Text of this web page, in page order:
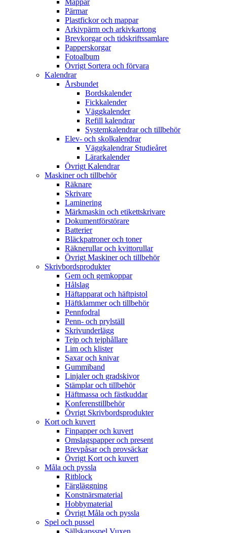
Mappar
Pärmar
Plastfickor och mappar
Arkivpärm och arkivkartong
Brevkorgar och tidskriftssamlare
Papperskorgar
Fotoalbum
Övrigt Sortera och förvara
Kalendrar
Årsbundet
Bordskalender
Fickkalender
Väggkalender
Refill kalendrar
Systemkalendrar och tillbehör
Elev- och skolkalendrar
Väggkalendrar Studieåret
Lärarkalender
Övrigt Kalendrar
Maskiner och tillbehör
Räknare
Skrivare
Laminering
Märkmaskin och etikettskrivare
Dokumentförstörare
Batterier
Bläckpatroner och toner
Räknerullar och kvittorullar
Övrigt Maskiner och tillbehör
Skrivbordsprodukter
Gem och gemkoppar
Hålslag
Häftapparat och häftpistol
Häftklammer och tillbehör
Pennfodral
Penn- och prylställ
Skrivunderlägg
Tejp och tejphållare
Lim och klister
Saxar och knivar
Gummiband
Linjaler och gradskivor
Stämplar och tillbehör
Häftmassa och fästkuddar
Konferenstillbehör
Övrigt Skrivbordsprodukter
Kort och kuvert
Finpapper och kuvert
Omslagspapper och present
Brevpåsar och provsäckar
Övrigt Kort och kuvert
Måla och pyssla
Ritblock
Färgläggning
Konstnärsmaterial
Hobbymaterial
Övrigt Måla och pyssla
Spel och pussel
Sällskapsspel Vuxen